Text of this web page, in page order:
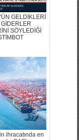
GELDİKLERİ
GİDERLER
SÖYLEDİĞİ
ihracatında en